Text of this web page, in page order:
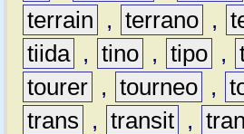
terrain
, terrano ,
tiida , tino , tipo ,
tourer , tourneo ,
trans
, transit ,